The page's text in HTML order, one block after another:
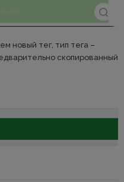
новый тег, тип тега –
скопированный